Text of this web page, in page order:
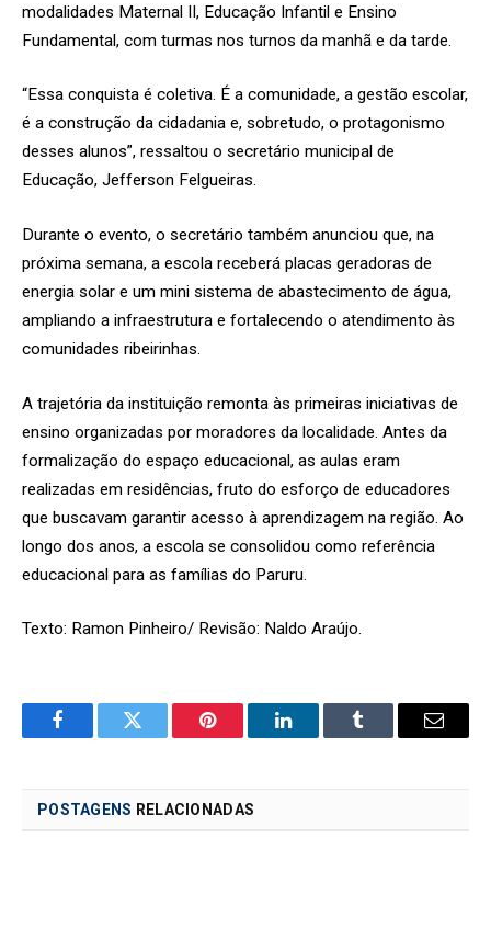
modalidades Maternal II, Educação Infantil e Ensino
Fundamental, com turmas nos turnos da manhã e da tarde.
“Essa conquista é coletiva. É a comunidade, a gestão escolar,
é a construção da cidadania e, sobretudo, o protagonismo
desses alunos”, ressaltou o secretário municipal de
Educação, Jefferson Felgueiras.
Durante o evento, o secretário também anunciou que, na
próxima semana, a escola receberá placas geradoras de
energia solar e um mini sistema de abastecimento de água,
ampliando a infraestrutura e fortalecendo o atendimento às
comunidades ribeirinhas.
A trajetória da instituição remonta às primeiras iniciativas de
ensino organizadas por moradores da localidade. Antes da
formalização do espaço educacional, as aulas eram
realizadas em residências, fruto do esforço de educadores
que buscavam garantir acesso à aprendizagem na região. Ao
longo dos anos, a escola se consolidou como referência
educacional para as famílias do Paruru.
Texto: Ramon Pinheiro/ Revisão: Naldo Araújo.
FacebookTwitter Pinterest LinkedInTumblr Email
POSTAGENS RELACIONADAS